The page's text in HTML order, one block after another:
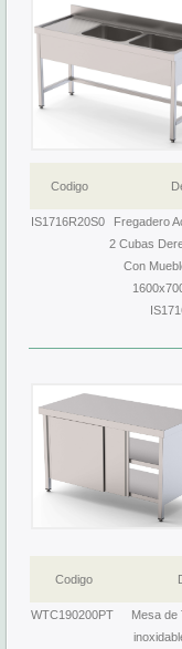
Codigo
IS1716R20S0
Fregadero
2 Cubas
Con
Codigo
WTC190200PT
Mesa de